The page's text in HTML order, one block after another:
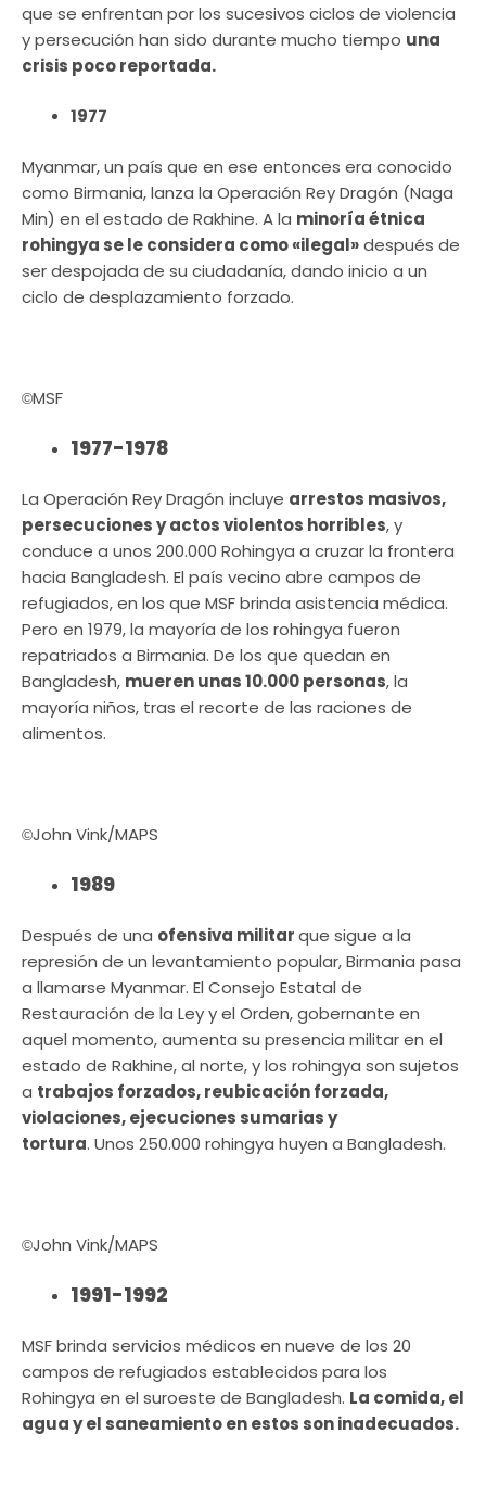
que se enfrentan por los sucesivos ciclos de violencia
y persecución han sido durante mucho tiempo una
crisis poco reportada.
1977
Myanmar, un país que en ese entonces era conocido
como Birmania, lanza la Operación Rey Dragón (Naga
Min) en el estado de Rakhine. A la minoría étnica
rohingya se le considera como «ilegal»después de
ser despojada de su ciudadanía, dando inicio a un
ciclo de desplazamiento forzado.
©MSF
1977-1978
La Operación Rey Dragón incluye arrestos masivos,
persecuciones y actos violentos horribles, y
conduce a unos 200.000 Rohingya a cruzar la frontera
hacia Bangladesh. El país vecino abre campos de
refugiados, en los que MSF brinda asistencia médica.
Pero en 1979, la mayoría de los rohingya fueron
repatriados a Birmania. De los que quedan en
Bangladesh, mueren unas 10.000 personas, la
mayoría niños, tras el recorte de las raciones de
alimentos.
©John Vink/MAPS
1989
Después de una ofensiva militarque sigue a la
represión de un levantamiento popular, Birmania pasa
a llamarse Myanmar. El Consejo Estatal de
Restauración de la Ley y el Orden, gobernante en
aquel momento, aumenta su presencia militar en el
estado de Rakhine, al norte, y los rohingya son sujetos
a trabajos forzados, reubicación forzada,
violaciones, ejecuciones sumarias y
tortura. Unos 250.000 rohingya huyen a Bangladesh.
©John Vink/MAPS
1991-1992
MSF brinda servicios médicos en nueve de los 20
campos de refugiados establecidos para los
Rohingya en el suroeste de Bangladesh. La comida, el
agua y el saneamiento en estos son inadecuados.